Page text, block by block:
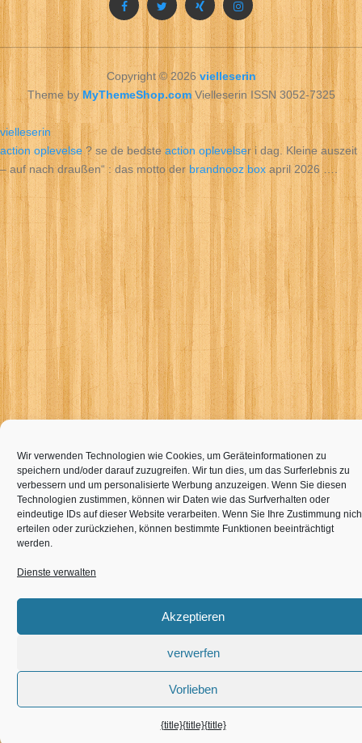
Copyright © 2026vielleserin
Theme by MyThemeShop.comVielleserin ISSN 3052-7325
vielleserin
Wir verwenden Technologien wie Cookies, um Geräteinformationen zu
speichern und/oder darauf zuzugreifen. Wir tun dies, um das Surferlebnis zu
verbessern und um personalisierte Werbung anzuzeigen. Wenn Sie diesen
Technologien zustimmen, können wir Daten wie das Surfverhalten oder
eindeutige IDs auf dieser Website verarbeiten. Wenn Sie Ihre Zustimmung
erteilen oder zurückziehen, können bestimmte Funktionen beeinträchtigt
werden.
Dienste verwalten
Akzeptieren
verwerfen
Vorlieben
{title}{title}{title}
action oplevelse ? se de bedsteaction oplevelser i dag. Kleine auszeit
– auf nach draußen“ : das motto der brandnooz boxapril 2026 ….